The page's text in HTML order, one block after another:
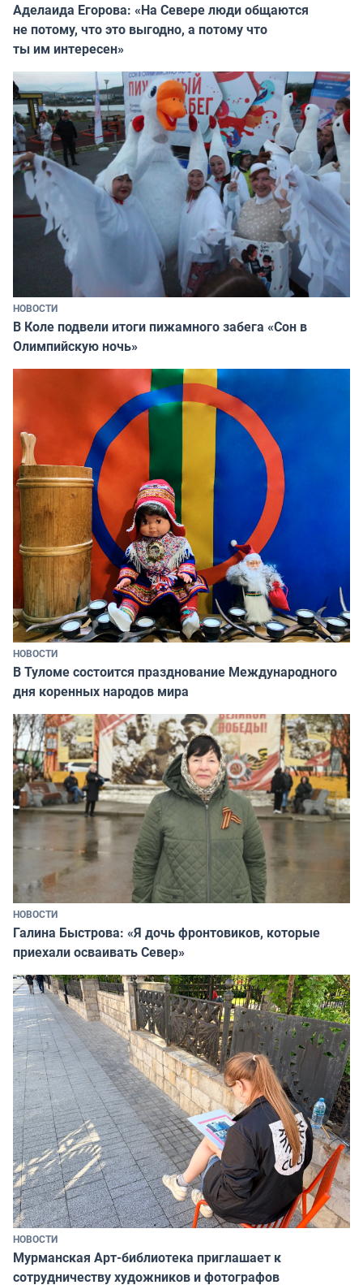
Аделаида Егорова: «На Севере люди общаются
не потому, что это выгодно, а потому что
ты им интересен»
НОВОСТИ
В Коле подвели итоги пижамного забега «Сон в
Олимпийскую ночь»
НОВОСТИ
В Туломе состоится празднование Международного
дня коренных народов мира
НОВОСТИ
Галина Быстрова: «Я дочь фронтовиков, которые
приехали осваивать Север»
НОВОСТИ
Мурманская Арт-библиотека приглашает к
сотрудничеству художников и фотографов